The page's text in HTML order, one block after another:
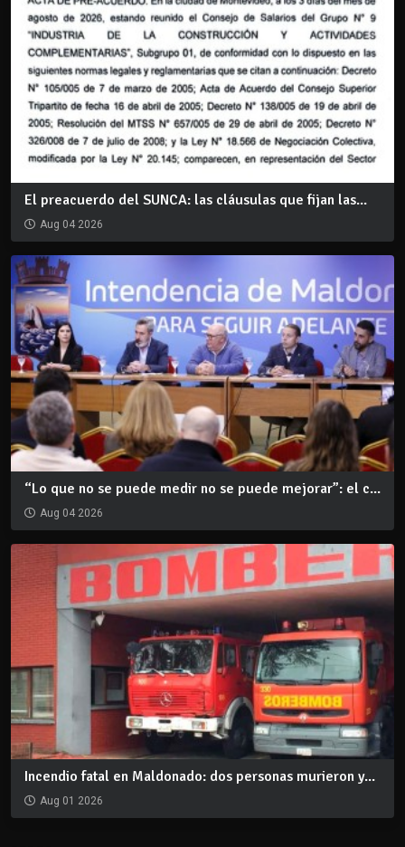
El preacuerdo del SUNCA: las cláusulas que fijan las...
Aug 04 2026
“Lo que no se puede medir no se puede mejorar”: el c...
Aug 04 2026
Incendio fatal en Maldonado: dos personas murieron y...
Aug 01 2026